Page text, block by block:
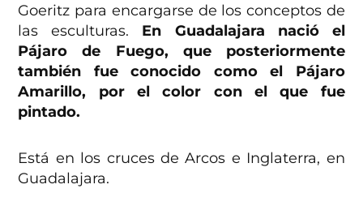
Goeritz para encargarse de los conceptos de
las esculturas. En Guadalajara nació el
Pájaro de Fuego, que posteriormente
también fue conocido como el Pájaro
Amarillo, por el color con el que fue
pintado.
Está en los cruces de Arcos e Inglaterra, en
Guadalajara.